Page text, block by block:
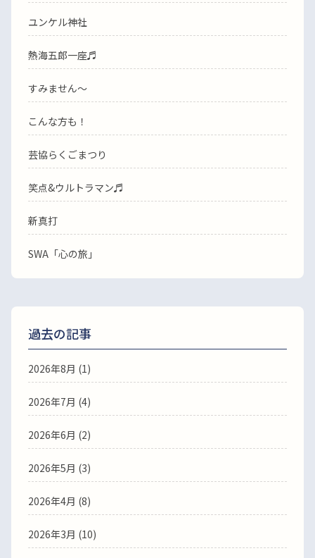
ユンケル神社
熱海五郎一座♬
すみません〜
こんな方も！
芸協らくごまつり
笑点&ウルトラマン♬
新真打
SWA「心の旅」
過去の記事
2026年8月 (1)
2026年7月 (4)
2026年6月 (2)
2026年5月 (3)
2026年4月 (8)
2026年3月 (10)